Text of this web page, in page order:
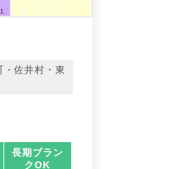
佐井村・東
長期ブラン
クOK